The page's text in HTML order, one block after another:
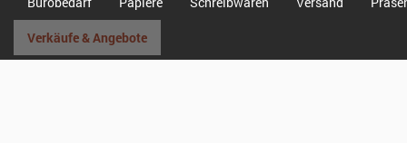
Verkäufe & Angebote